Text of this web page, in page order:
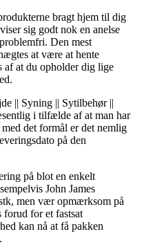
bragt hjem til dig
sig godt nok en anelse
Den mest
at være at hente
af at du opholder dig lige
|| Syning || Sytilbehør ||
i tilfælde af at man har
det formål er det nemlig
på den
på blot en enkelt
John James
men vær opmærksom på
for et fastsat
kan nå at få pakken